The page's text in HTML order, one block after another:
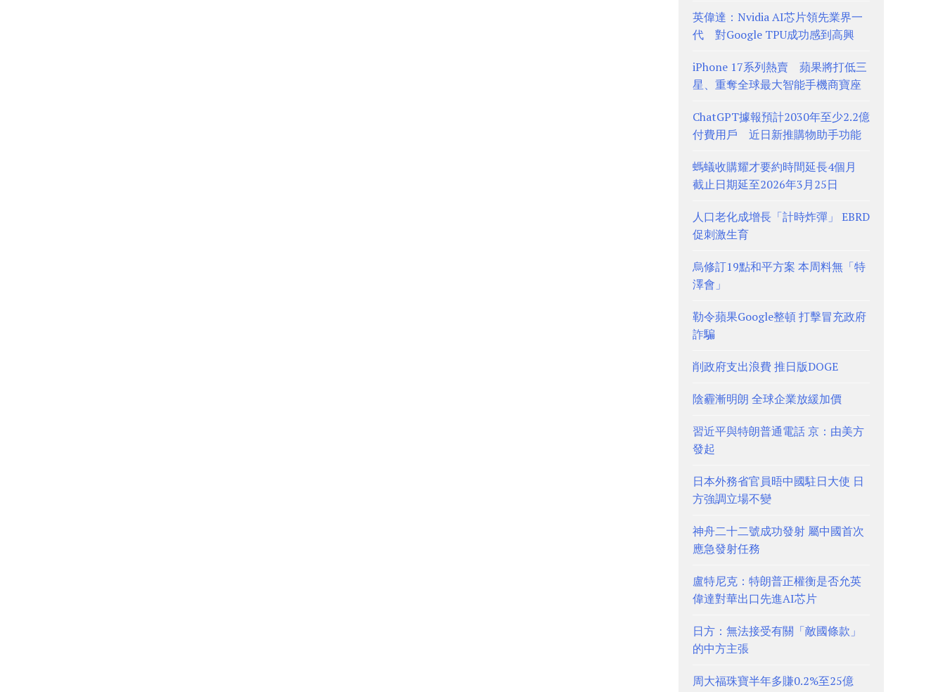
英偉達：Nvidia AI芯片領先業界一
代 對Google TPU成功感到高興
iPhone 17系列熱賣 蘋果將打低三
星、重奪全球最大智能手機商寶座
ChatGPT據報預計2030年至少2.2億
付費用戶 近日新推購物助手功能
螞蟻收購耀才要約時間延長4個月
截止日期延至2026年3月25日
人口老化成增長「計時炸彈」 EBRD
促刺激生育
烏修訂19點和平方案 本周料無「特
澤會」
勒令蘋果Google整頓 打擊冒充政府
詐騙
削政府支出浪費 推日版DOGE
陰霾漸明朗 全球企業放緩加價
習近平與特朗普通電話 京：由美方
發起
日本外務省官員晤中國駐日大使 日
方強調立場不變
神舟二十二號成功發射 屬中國首次
應急發射任務
盧特尼克：特朗普正權衡是否允英
偉達對華出口先進AI芯片
日方：無法接受有關「敵國條款」
的中方主張
周大福珠寶半年多賺0.2%至25億